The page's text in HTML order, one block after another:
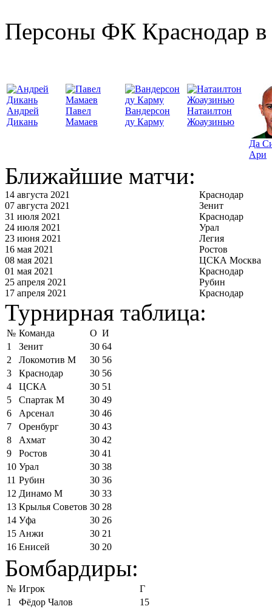
Персоны ФК Краснодар в
Андрей
Дикань
Павел
Мамаев
Вандерсон
ду Карму
Натаилтон
Жоаузинью
Да
Ари
Ближайшие матчи:
14 августа 2021
Краснодар
07 августа 2021
Зенит
31 июля 2021
Краснодар
24 июля 2021
Урал
23 июня 2021
Легия
16 мая 2021
Ростов
08 мая 2021
ЦСКА Москва
01 мая 2021
Краснодар
25 апреля 2021
Рубин
17 апреля 2021
Краснодар
Турнирная таблица:
№ Команда О И
1
Зенит 30 64
2
Локомотив М 30 56
3
Краснодар 30 56
4
ЦСКА 30 51
5
Спартак М 30 49
6
Арсенал 30 46
7
Оренбург 30 43
8
Ахмат 30 42
9
Ростов 30 41
10 Урал 30 38
11 Рубин 30 36
12 Динамо М 30 33
13 Крылья Советов 30 28
14 Уфа 30 26
15 Анжи 30 21
16 Енисей 30 20
Бомбардиры:
№ Игрок
Г
1
Фёдор Чалов
15